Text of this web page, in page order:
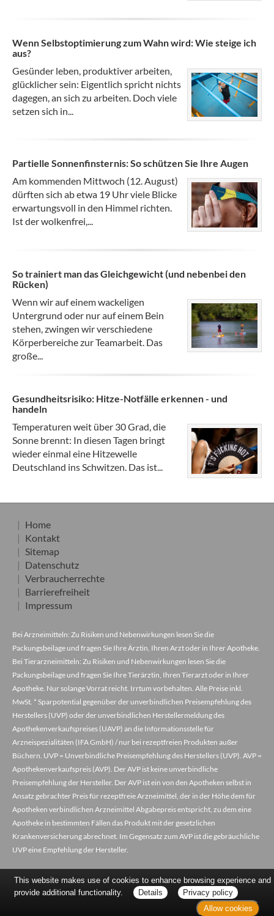
Wenn Selbstoptimierung zum Wahn wird: Wie steige ich
aus?
Gesünder leben, produktiver arbeiten,
glücklicher sein: Eigentlich spricht nichts
dagegen, an sich zu arbeiten. Doch viele
setzen sich in...
Partielle Sonnenfinsternis: So schützen Sie Ihre Augen
Am kommenden Mittwoch (12. August)
dürften sich ab etwa 19 Uhr viele Blicke
erwartungsvoll in den Himmel richten.
Ist der wolkenfrei,...
So trainiert man das Gleichgewicht (und nebenbei den
Rücken)
Wenn wir auf einem wackeligen
Untergrund oder nur auf einem Bein
stehen, zwingen wir verschiedene
Körperbereiche zur Teamarbeit. Das
große...
Gesundheitsrisiko: Hitze-Notfälle erkennen - und
handeln
Temperaturen weit über 30 Grad, die
Sonne brennt: In diesen Tagen bringt
wieder einmal eine Hitzewelle
Deutschland ins Schwitzen. Das ist...
Home
Kontakt
Sitemap
Datenschutz
Verbraucherrechte
Barrierefreiheit
Impressum
Bei Arzneimitteln: Zu Risiken und Nebenwirkungen lesen Sie die
Packungsbeilage und fragen Sie Ihre Ärztin, Ihren Arzt oder in Ihrer Apotheke.
Bei Tierarzneimitteln: Zu Risiken und Nebenwirkungen lesen Sie die
Packungsbeilage und fragen Sie Ihre Tierärztin, Ihren Tierarzt oder in Ihrer
Apotheke. Nur solange Vorrat reicht. Irrtum vorbehalten. Alle Preise inkl.
MwSt. * Sparpotential gegenüber der unverbindlichen Preisempfehlung des
Herstellers (UVP) oder der unverbindlichen Herstellermeldung des
Apothekenverkaufspreises (UAVP) an die Informationsstelle für
Arzneispezialitäten (IFA GmbH) / nur bei rezeptfreien Produkten außer
Büchern. UVP = Unverbindliche Preisempfehlung des Herstellers (UVP). AVP =
Apothekenverkaufspreis (AVP). Der AVP ist keine unverbindliche
Preisempfehlung der Hersteller. Der AVP ist ein von den Apotheken selbst in
Ansatz gebrachter Preis für rezeptfreie Arzneimittel, der in der Höhe dem für
Apotheken verbindlichen Arzneimittel Abgabepreis entspricht, zu dem eine
Apotheke in bestimmten Fällen das Produkt mit der gesetzlichen
Krankenversicherung abrechnet. Im Gegensatz zum AVP ist die gebräuchliche
UVP eine Empfehlung der Hersteller.
This website makes use of cookies to enhance browsing experience and
provide additional functionality.
Details
Privacy policy
Allow cookies